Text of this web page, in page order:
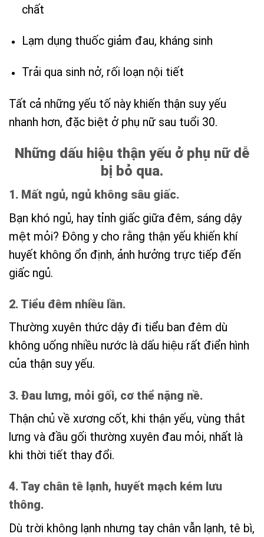
chất
Lạm dụng thuốc giảm đau, kháng sinh
Trải qua sinh nở, rối loạn nội tiết
Tất cả những yếu tố này khiến thận suy yếu
nhanh hơn, đặc biệt ở phụ nữ sau tuổi 30.
Những dấu hiệu thận yếu ở phụ nữ dễ
bị bỏ qua.
1. Mất ngủ, ngủ không sâu giấc.
Bạn khó ngủ, hay tỉnh giấc giữa đêm, sáng dậy
mệt mỏi? Đông y cho rằng thận yếu khiến khí
huyết không ổn định, ảnh hưởng trực tiếp đến
giấc ngủ.
2. Tiểu đêm nhiều lần.
Thường xuyên thức dậy đi tiểu ban đêm dù
không uống nhiều nước là dấu hiệu rất điển hình
của thận suy yếu.
3. Đau lưng, mỏi gối, cơ thể nặng nề.
Thận chủ về xương cốt, khi thận yếu, vùng thắt
lưng và đầu gối thường xuyên đau mỏi, nhất là
khi thời tiết thay đổi.
4. Tay chân tê lạnh, huyết mạch kém lưu
thông.
Dù trời không lạnh nhưng tay chân vẫn lạnh, tê bì,